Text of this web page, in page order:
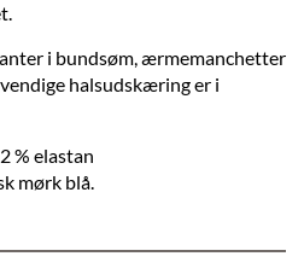
i bundsøm, ærmemanchetter
halsudskæring er i
% elastan
mørk blå.